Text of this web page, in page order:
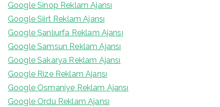
Google Sinop Reklam Ajansı
Google Siirt Reklam Ajansı
Google Şanlıurfa Reklam Ajansı
Google Samsun Reklam Ajansı
Google Sakarya Reklam Ajansı
Google Rize Reklam Ajansı
Google Osmaniye Reklam Ajansı
Google Ordu Reklam Ajansı